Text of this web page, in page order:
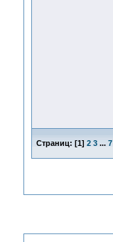
Страниц: [1] 2 3 ... 7